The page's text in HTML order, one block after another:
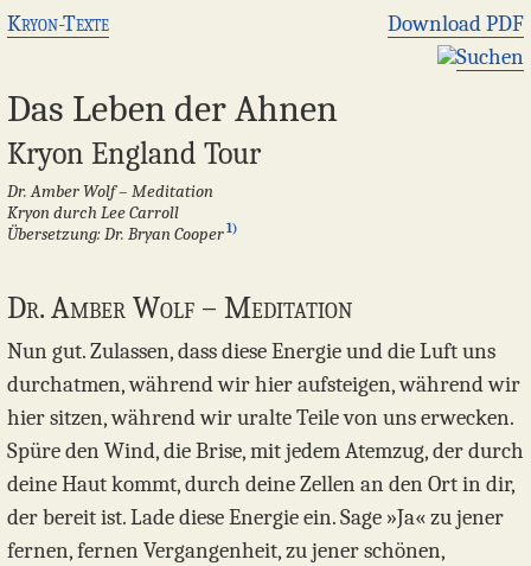
Kryon-Texte
Download PDF
Suchen
Das Leben der Ahnen
Kryon England Tour
Dr. Amber Wolf – Meditation
Kryon durch Lee Carroll
Übersetzung: Dr. Bryan Cooper1)
Dr. Amber Wolf – Meditation
​Nun gut. Zulassen, dass diese Energie und die Luft uns
durchatmen, während wir hier aufsteigen, während wir
hier sitzen, während wir uralte Teile von uns erwecken.
Spüre den Wind, die Brise, mit jedem Atemzug, der durch
deine Haut kommt, durch deine Zellen an den Ort in dir,
der bereit ist. Lade diese Energie ein. Sage »Ja« zu jener
fernen, fernen Vergangenheit, zu jener schönen,